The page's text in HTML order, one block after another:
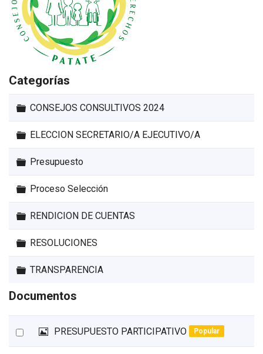
Categorías
Carpeta
CONSEJOS CONSULTIVOS 2024
Carpeta
ELECCION SECRETARIO/A EJECUTIVO/A
Carpeta
Presupuesto
Carpeta
Proceso Selección
Carpeta
RENDICION DE CUENTAS
Carpeta
RESOLUCIONES
Carpeta
TRANSPARENCIA
Documentos
Select
an
PRESUPUESTO PARTICIPATIVO Popular